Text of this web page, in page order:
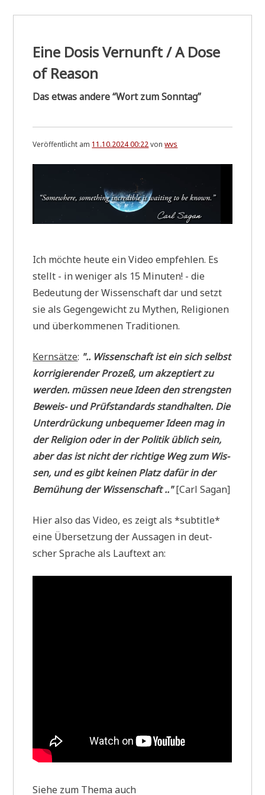
auf
Eine Dosis Vernunft / A Dose
of Reason
Das etwas andere “Wort zum Sonntag”
Veröffentlicht am 11.10.2024 00:22vonwvs
Ich möch­te heu­te ein Video emp­feh­len. Es
stellt - in weni­ger als 15 Minu­ten! - die
Bedeu­tung der Wis­sen­schaft dar und setzt
sie als Gegen­ge­wicht zu Mythen, Reli­gio­nen
und über­kom­me­nen Traditionen.
Kern­sät­ze: ".. Wis­sen­schaft ist ein sich selbst
kor­ri­gie­ren­der Pro­zeß, um akzep­tiert zu
wer­den. müs­sen neue Ideen den streng­sten
Beweis- und Prüf­stan­dards stand­hal­ten. Die
Unter­drückung unbe­que­mer Ideen mag in
der Reli­gi­on oder in der Poli­tik üblich sein,
aber das ist nicht der rich­ti­ge Weg zum Wis­
sen, und es gibt kei­nen Platz dafür in der
Bemü­hung der Wis­sen­schaft .."[Carl Sagan]
Hier also das Video, es zeigt als *sub­tit­le*
eine Über­set­zung der Aus­sa­gen in deut­
scher Spra­che als Lauf­text an:
Sie­he zum The­ma auch